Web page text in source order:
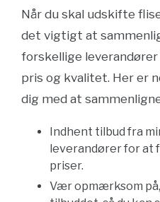
Når du skal udskifte
det vigtigt at
forskellige
pris og kvalitet. Her er
dig med at
Indhent tilbud fra
leverandører for at
priser.
Vær opmærksom